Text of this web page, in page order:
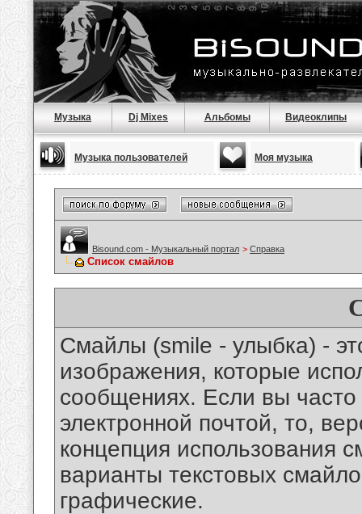
Музыка Dj Mixes Альбомы Видеоклипы
Музыка пользователей Моя музыка
Bisound.com - Музыкальный портал > Справка
Список смайлов
Смайлы (smile - улыбка) -
изображения, которые
сообщениях. Если вы часто
электронной почтой, то,
концепция использования
варианты текстовых
графические.